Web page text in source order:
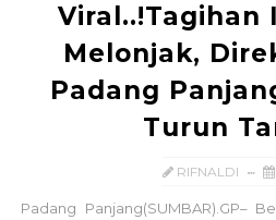
Viral..!Tagihan
Melonjak,
Padang
Turun
RIFNALDI
Padang Panjang(SUMBAR).GP–